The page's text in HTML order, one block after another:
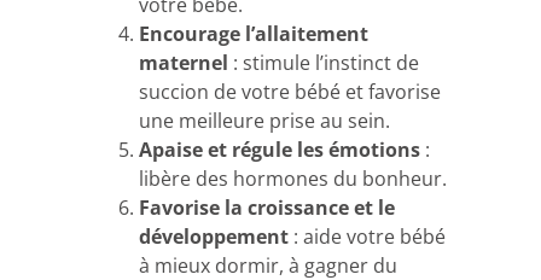
Encourage l’allaitement
maternel : stimule l’instinct de
succion de votre bébé et favorise
une meilleure prise au sein.
Apaise et régule les émotions:
libère des hormones du bonheur.
Favorise la croissance et le
développement: aide votre bébé
à mieux dormir, à gagner du